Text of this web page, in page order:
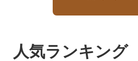
人気ランキング